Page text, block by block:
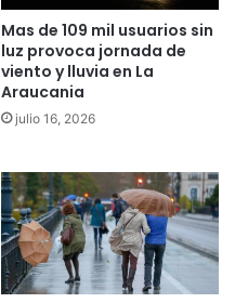
Mas de 109 mil usuarios sin
luz provoca jornada de
viento y lluvia en La
Araucania
julio 16, 2026